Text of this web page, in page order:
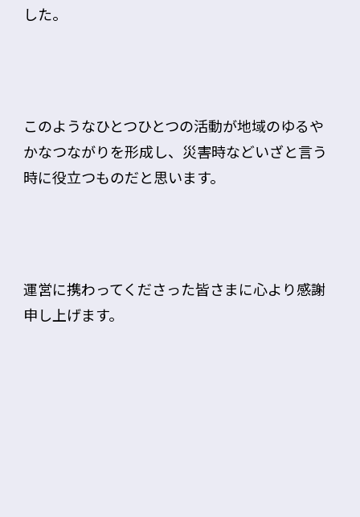
した。
このようなひとつひとつの活動が地域のゆるや
かなつながりを形成し、災害時などいざと言う
時に役立つものだと思います。
運営に携わってくださった皆さまに心より感謝
申し上げます。